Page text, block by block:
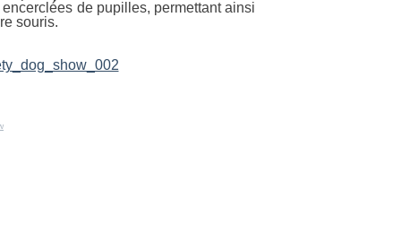
de pupilles, permettant ainsi
souris.